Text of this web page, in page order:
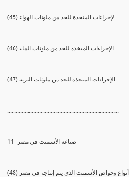
(45) الإجراءات المتخذة للحد من ملوثات الهواء
(46) الإجراءات المتخذة للحد من ملوثات الماء
(47) الإجراءات المتخذة للحد من ملوثات التربة
.............................................................................
11- صناعة الأسمنت في مصر
(48) أنواع وخواص الأسمنت الذي يتم إنتاجه في مصر